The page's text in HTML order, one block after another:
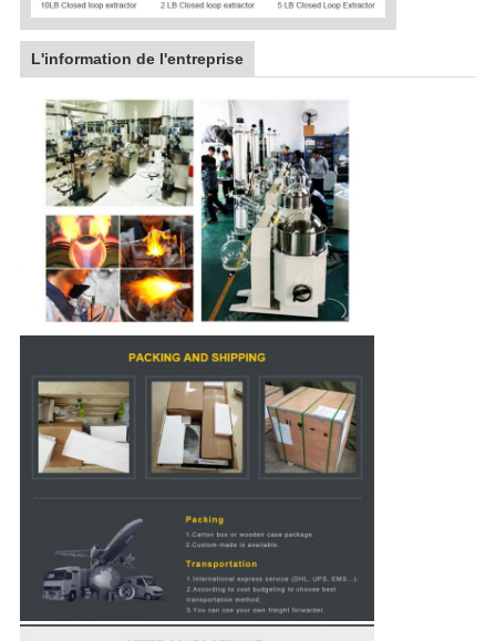
L'information de l'entreprise